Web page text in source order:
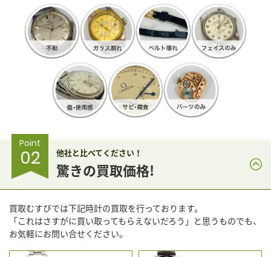
Point
02 他社と比べてください！
驚きの買取価格!
買取むすびでは下記時計の買取を行っております。
「これはさすがに買い取ってもらえないだろう」と思うものでも、
お気軽にお問い合せください。